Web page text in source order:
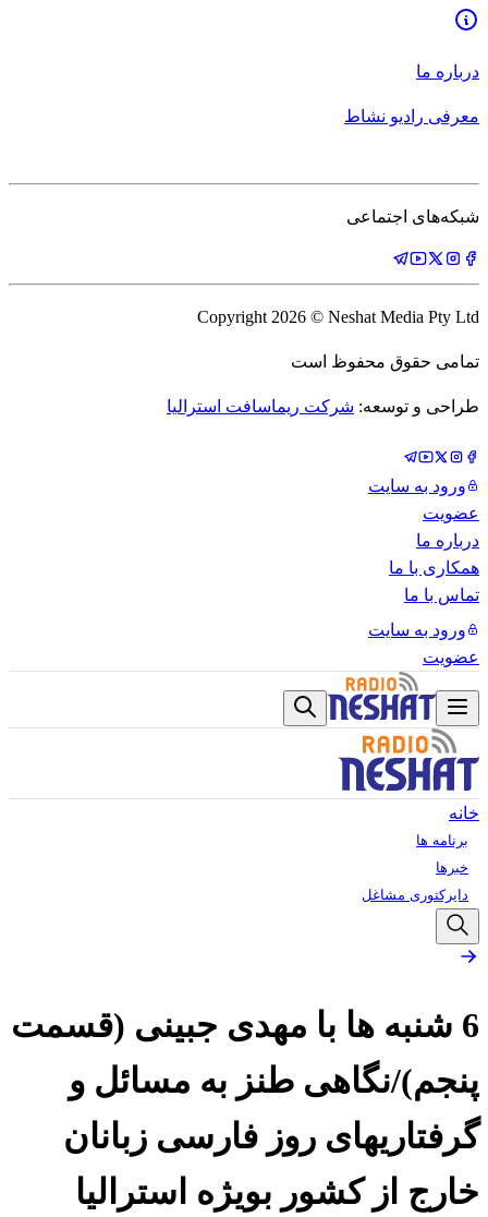
درباره ما
معرفی رادیو نشاط
شبکه‌های اجتماعی
Copyright 2026 © Neshat Media Pty Ltd
تمامی حقوق محفوظ است
طراحی و توسعه: شرکت ریماسافت استرالیا
ورود به سایت
عضویت
درباره ما
همکاری با ما
تماس با ما
ورود به سایت
عضویت
خانه
برنامه ها
خبرها
دایرکتوری مشاغل
6 شنبه ها با مهدی جبینی (قسمت
پنجم)/نگاهی طنز به مسائل و
گرفتاریهای روز فارسی زبانان
خارج از کشور بویژه استرالیا